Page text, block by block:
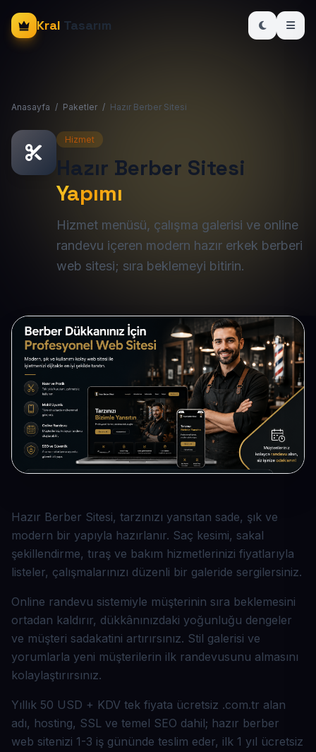
Kral Tasarım
Anasayfa / Paketler / Hazır Berber Sitesi
Hizmet
Hazır Berber Sitesi
Yapımı
Hizmet menüsü, çalışma galerisi ve online
randevu içeren modern hazır erkek berberi
web sitesi; sıra beklemeyi bitirin.
Hazır Berber Sitesi, tarzınızı yansıtan sade, şık ve
modern bir yapıyla hazırlanır. Saç kesimi, sakal
şekillendirme, tıraş ve bakım hizmetlerinizi fiyatlarıyla
listeler, çalışmalarınızı düzenli bir galeride sergilersiniz.
Online randevu sistemiyle müşterinin sıra beklemesini
ortadan kaldırır, dükkânınızdaki yoğunluğu dengeler
ve müşteri sadakatini artırırsınız. Stil galerisi ve
yorumlarla yeni müşterilerin ilk randevusunu almasını
kolaylaştırırsınız.
Yıllık 50 USD + KDV tek fiyata ücretsiz .com.tr alan
adı, hosting, SSL ve temel SEO dahil; hazır berber
web sitenizi 1-3 iş gününde teslim eder, ilk 1 yıl ücretsiz